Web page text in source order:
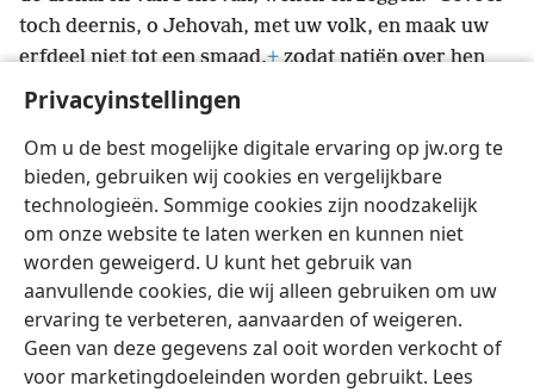
Privacyinstellingen
Om u de best mogelijke digitale ervaring op jw.org te
bieden, gebruiken wij cookies en vergelijkbare
technologieën. Sommige cookies zijn noodzakelijk
om onze website te laten werken en kunnen niet
worden geweigerd. U kunt het gebruik van
aanvullende cookies, die wij alleen gebruiken om uw
ervaring te verbeteren, aanvaarden of weigeren.
Geen van deze gegevens zal ooit worden verkocht of
voor marketingdoeleinden worden gebruikt. Lees
toch deernis, o Jehovah, met uw volk, en maak uw
erfdeel niet tot een smaad,+zodat natiën over hen
heersen. Waarom zou men onder de volken zeggen:
„Waar is hun God?”’+
Nederlands Instellingen
Copyright© 2026 Watch Tower Bible and Tract Society of Pennsylvania
Gebruiksvoorwaarden Privacybeleid
Privacyinstellingen
JW.ORG
Inloggen